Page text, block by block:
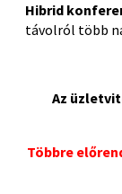
Hibrid
távolról több
Az
Többre